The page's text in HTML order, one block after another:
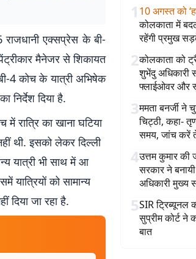
राजधानी एक्सप्रेस के बी-
मैनेजर से शिकायत
4 कोच के यात्री अभिषेक
निर्देश दिया है.
रात्रि का खाना घटिया
थी. इसको लेकर दिल्ली
यात्री भी साथ में आ
यात्रियों को सामान्य
दिया जा रहा है.
1 10 अगस्त को
कोलकाता में
रहेंगी प्रमुख
2कोलकाता को
शुभेंदु अधिकारी
फ्लाईओवर और
3ममता बनर्जी ने
चिट्ठी, कहा-
समय, जांच करें
4उत्तम कुमार की
सरकार ने
अधिकारी मुख्य
5SIR ट्रिब्यूनल
सुप्रीम कोर्ट ने
बात